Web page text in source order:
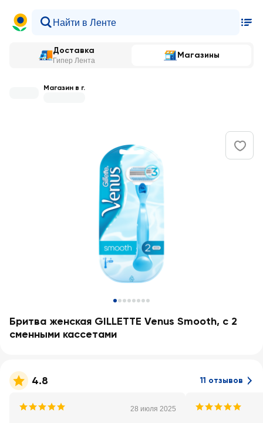
Доставка
Гипер Лента
Магазины
Магазин в г.
Бритва женская GILLETTE Venus Smooth, с 2
сменными кассетами
4.8 11 отзывов
28 июля 2025